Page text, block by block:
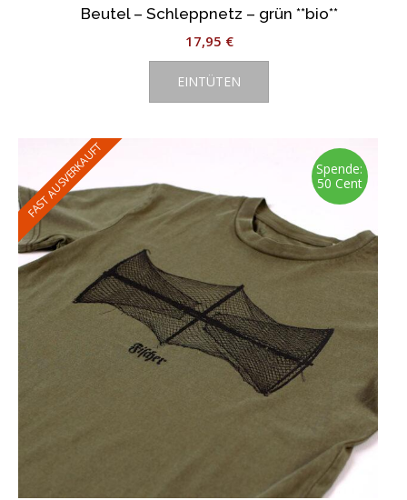
Beutel – Schleppnetz – grün **bio**
17,95 €
EINTÜTEN
Spende:
50 Cent
FAST AUSVERKAUFT